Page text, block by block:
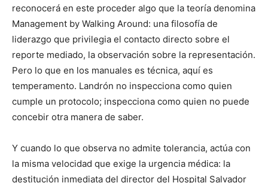
reconocerá en este proceder algo que la teoría denomina
Management by Walking Around: una filosofía de
liderazgo que privilegia el contacto directo sobre el
reporte mediado, la observación sobre la representación.
Pero lo que en los manuales es técnica, aquí es
temperamento. Landrón no inspecciona como quien
cumple un protocolo; inspecciona como quien no puede
concebir otra manera de saber.
Y cuando lo que observa no admite tolerancia, actúa con
la misma velocidad que exige la urgencia médica: la
destitución inmediata del director del Hospital Salvador